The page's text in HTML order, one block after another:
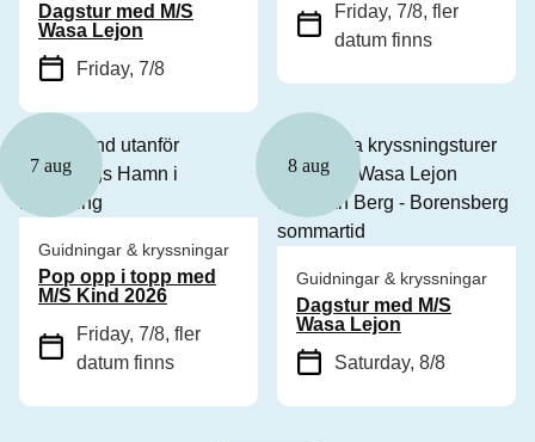
Dagstur med M/S
Wasa Lejon
Friday, 7/8
Friday, 7/8, fler
datum finns
7 aug
Guidningar & kryssningar
Pop opp i topp med
M/S Kind 2026
Friday, 7/8, fler
datum finns
8 aug
Guidningar & kryssningar
Dagstur med M/S
Wasa Lejon
Saturday, 8/8